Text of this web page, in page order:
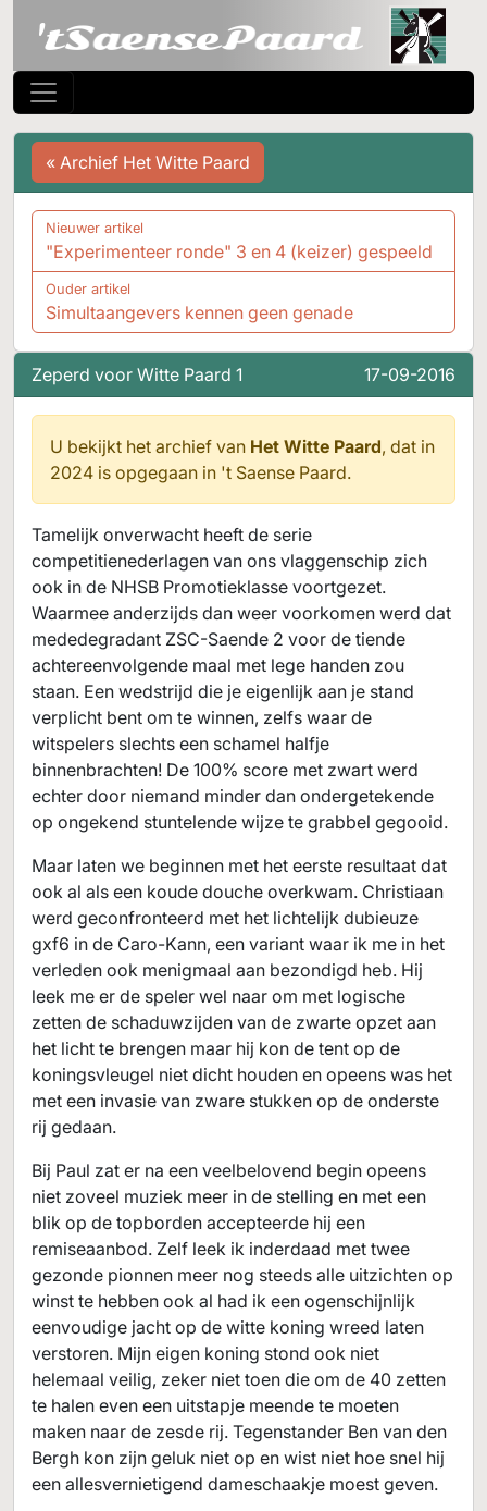
Zeperd voor Witte Paard 1 17-09-2016
U bekijkt het archief van Het Witte Paard, dat in
2024 is opgegaan in 't Saense Paard.
Tamelijk onverwacht heeft de serie
competitienederlagen van ons vlaggenschip zich
ook in de NHSB Promotieklasse voortgezet.
Waarmee anderzijds dan weer voorkomen werd dat
mededegradant ZSC-Saende 2 voor de tiende
achtereenvolgende maal met lege handen zou
staan. Een wedstrijd die je eigenlijk aan je stand
verplicht bent om te winnen, zelfs waar de
witspelers slechts een schamel halfje
binnenbrachten! De 100% score met zwart werd
echter door niemand minder dan ondergetekende
op ongekend stuntelende wijze te grabbel gegooid.
Maar laten we beginnen met het eerste resultaat dat
ook al als een koude douche overkwam. Christiaan
werd geconfronteerd met het lichtelijk dubieuze
gxf6 in de Caro-Kann, een variant waar ik me in het
verleden ook menigmaal aan bezondigd heb. Hij
leek me er de speler wel naar om met logische
zetten de schaduwzijden van de zwarte opzet aan
het licht te brengen maar hij kon de tent op de
koningsvleugel niet dicht houden en opeens was het
met een invasie van zware stukken op de onderste
rij gedaan.
Bij Paul zat er na een veelbelovend begin opeens
niet zoveel muziek meer in de stelling en met een
blik op de topborden accepteerde hij een
remiseaanbod. Zelf leek ik inderdaad met twee
gezonde pionnen meer nog steeds alle uitzichten op
winst te hebben ook al had ik een ogenschijnlijk
eenvoudige jacht op de witte koning wreed laten
verstoren. Mijn eigen koning stond ook niet
helemaal veilig, zeker niet toen die om de 40 zetten
te halen even een uitstapje meende te moeten
maken naar de zesde rij. Tegenstander Ben van den
Bergh kon zijn geluk niet op en wist niet hoe snel hij
een allesvernietigend dameschaakje moest geven.
« Archief Het Witte Paard
Nieuwer artikel
"Experimenteer ronde" 3 en 4 (keizer) gespeeld
Ouder artikel
Simultaangevers kennen geen genade